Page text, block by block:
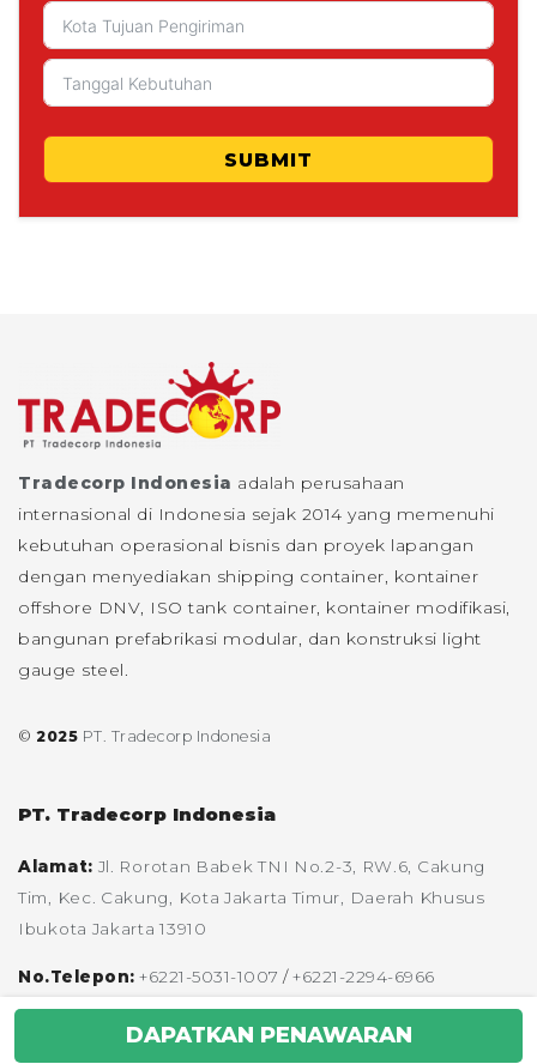
SUBMIT
Tradecorp Indonesia adalah perusahaan
internasional di Indonesia sejak 2014 yang memenuhi
kebutuhan operasional bisnis dan proyek lapangan
dengan menyediakan shipping container, kontainer
offshore DNV, ISO tank container, kontainer modifikasi,
bangunan prefabrikasi modular, dan konstruksi light
gauge steel.
© 2025 PT. Tradecorp Indonesia
PT. Tradecorp Indonesia
Alamat: Jl. Rorotan Babek TNI No.2-3, RW.6, Cakung
Tim, Kec. Cakung, Kota Jakarta Timur, Daerah Khusus
Ibukota Jakarta 13910
No.Telepon: +6221-5031-1007 /+6221-2294-6966
Email: enquiries@tradecorp.co.id
DAPATKAN PENAWARAN